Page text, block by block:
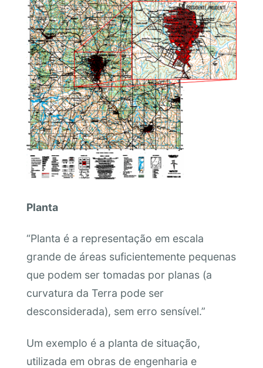
Planta
“Planta é a representação em escala
grande de áreas suficientemente pequenas
que podem ser tomadas por planas (a
curvatura da Terra pode ser
desconsiderada), sem erro sensível.”
Um exemplo é a planta de situação,
utilizada em obras de engenharia e